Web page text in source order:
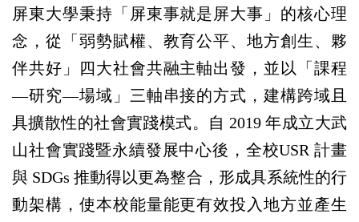
屏東大學秉持「屏東事就是屏大事」的核心理
念，從「弱勢賦權、教育公平、地方創生、夥
伴共好」四大社會共融主軸出發，並以「課程
—研究—場域」三軸串接的方式，建構跨域且
具擴散性的社會實踐模式。自 2019 年成立大武
山社會實踐暨永續發展中心後，全校USR 計畫
與 SDGs 推動得以更為整合，形成具系統性的行
動架構，使本校能量能更有效投入地方並產生